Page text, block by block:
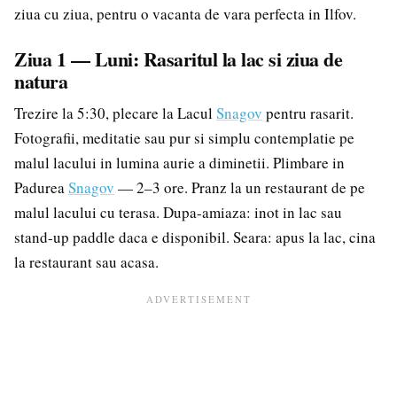
ziua cu ziua, pentru o vacanta de vara perfecta in Ilfov.
Ziua 1 — Luni: Rasaritul la lac si ziua de
natura
Trezire la 5:30, plecare la Lacul Snagov pentru rasarit.
Fotografii, meditatie sau pur si simplu contemplatie pe
malul lacului in lumina aurie a diminetii. Plimbare in
PadureaSnagov — 2–3 ore. Pranz la un restaurant de pe
malul lacului cu terasa. Dupa-amiaza: inot in lac sau
stand-up paddle daca e disponibil. Seara: apus la lac, cina
la restaurant sau acasa.